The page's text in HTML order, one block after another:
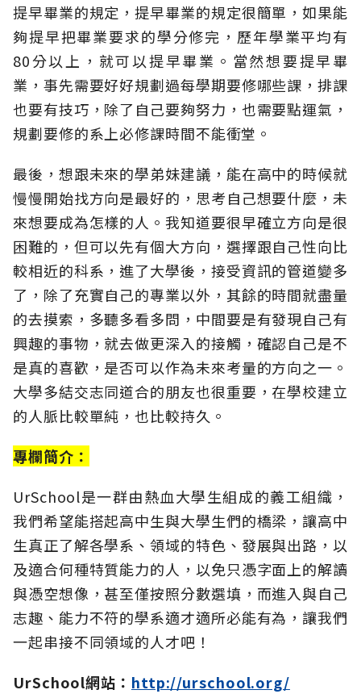
提早畢業的規定，提早畢業的規定很簡單，如果能
夠提早把畢業要求的學分修完，歷年學業平均有
80分以上，就可以提早畢業。當然想要提早畢
業，事先需要好好規劃過每學期要修哪些課，排課
也要有技巧，除了自己要夠努力，也需要點運氣，
規劃要修的系上必修課時間不能衝堂。
最後，想跟未來的學弟妹建議，能在高中的時候就
慢慢開始找方向是最好的，思考自己想要什麼，未
來想要成為怎樣的人。我知道要很早確立方向是很
困難的，但可以先有個大方向，選擇跟自己性向比
較相近的科系，進了大學後，接受資訊的管道變多
了，除了充實自己的專業以外，其餘的時間就盡量
的去摸索，多聽多看多問，中間要是有發現自己有
興趣的事物，就去做更深入的接觸，確認自己是不
是真的喜歡，是否可以作為未來考量的方向之一。
大學多結交志同道合的朋友也很重要，在學校建立
的人脈比較單純，也比較持久。
專欄簡介：
UrSchool是一群由熱血大學生組成的義工組織，
我們希望能搭起高中生與大學生們的橋梁，讓高中
生真正了解各學系、領域的特色、發展與出路，以
及適合何種特質能力的人，以免只憑字面上的解讀
與憑空想像，甚至僅按照分數選填，而進入與自己
志趣、能力不符的學系適才適所必能有為，讓我們
一起串接不同領域的人才吧！
UrSchool網站： http://urschool.org/